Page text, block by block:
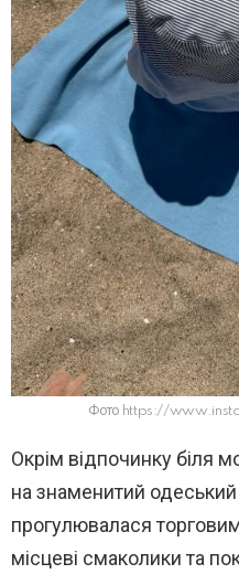
Фото https://
Окрім відпочинку біля
на знаменитий
прогулювалася
місцеві смаколики та